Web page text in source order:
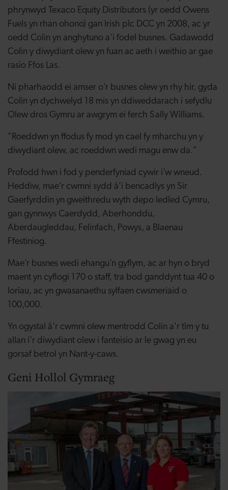
phrynwyd Texaco Equity Distributors (yr oedd Owens
Fuels yn rhan ohono) gan Irish plc DCC yn 2008, ac yr
oedd Colin yn anghytuno a’i fodel busnes. Gadawodd
Colin y diwydiant olew yn fuan ac aeth i weithio ar gae
rasio Ffos Las.
Ni pharhaodd ei amser o’r busnes olew yn rhy hir, gyda
Colin yn dychwelyd 18 mis yn ddiweddarach i sefydlu
Olew dros Gymru ar awgrym ei ferch Sally Williams.
"Roeddwn yn ffodus fy mod yn cael fy mharchu yn y
diwydiant olew, ac roeddwn wedi magu enw da."
Profodd hwn i fod y penderfyniad cywir i’w wneud.
Heddiw, mae’r cwmni sydd â’i bencadlys yn Sir
Gaerfyrddin yn gweithredu wyth depo ledled Cymru,
gan gynnwys Caerdydd, Aberhonddu,
Aberdaugleddau, Felinfach, Powys, a Blaenau
Ffestiniog.
Mae’r busnes wedi ehangu’n gyflym, ac ar hyn o bryd
maent yn cyflogi 170 o staff, tra bod ganddynt tua 40 o
lorïau, ac yn gwasanaethu sylfaen cwsmeriaid o
100,000.
Yn ogystal â'r cwmni olew mentrodd Colin a'r tîm y tu
allan i'r diwydiant olew i fanteisio ar le gwag yn eu
gorsaf betrol yn Nant-y-caws.
Geni Hollol Gymraeg